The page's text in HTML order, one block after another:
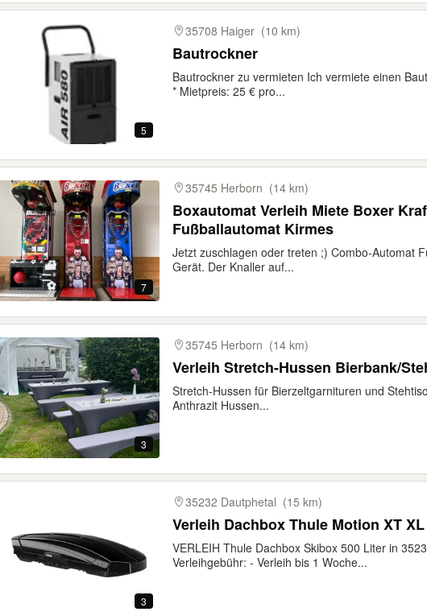
5
35708 Haiger (10 km)
Bautrockner
Bautrockner zu vermieten Ich vermiete einen
* Mietpreis: 25 € pro...
7
35745 Herborn (14 km)
Boxautomat Verleih Miete Boxer
Fußballautomat Kirmes
Jetzt zuschlagen oder treten ;) Combo-Automat
Gerät. Der Knaller auf...
3
35745 Herborn (14 km)
Verleih Stretch-Hussen Bierbank/
Stretch-Hussen für Bierzeltgarnituren und
Anthrazit Hussen...
3
35232 Dautphetal (15 km)
Verleih Dachbox Thule Motion XT
VERLEIH Thule Dachbox Skibox 500 Liter in
Verleihgebühr: - Verleih bis 1 Woche...